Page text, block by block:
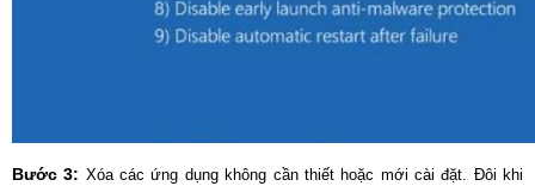
Bước 3: Xóa các ứng dụng không cần thiết hoặc mới cài đặt. Đôi khi